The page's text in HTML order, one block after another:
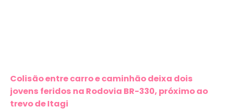
Colisão entre carro e caminhão deixa dois
jovens feridos na Rodovia BR-330, próximo ao
trevo de Itagi